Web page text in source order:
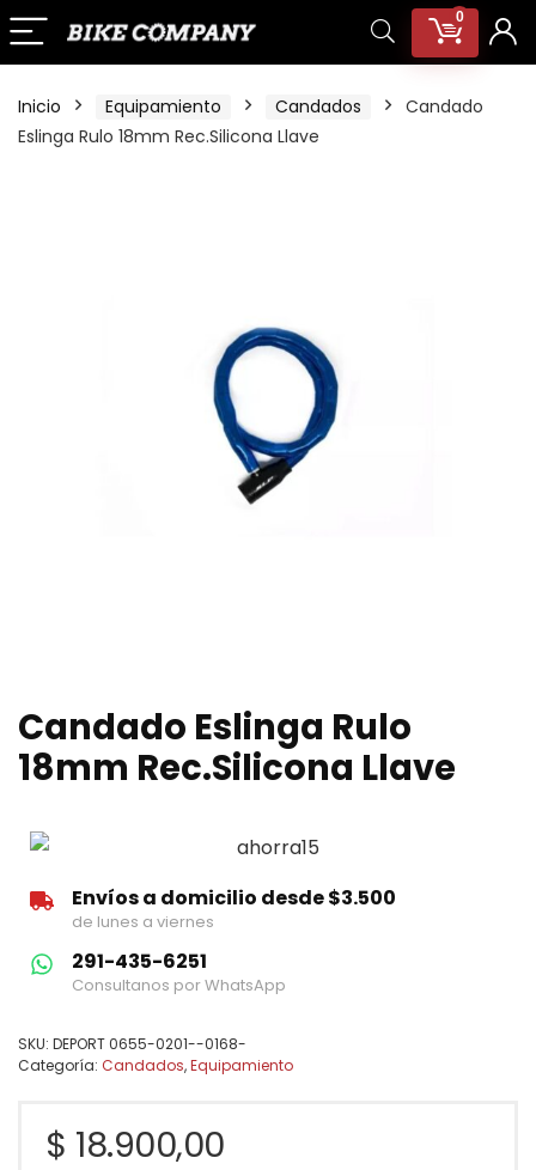
0
Inicio Equipamiento Candados
Candado
Eslinga Rulo 18mm Rec.Silicona Llave
Candado Eslinga Rulo
18mm Rec.Silicona Llave
Envíos a domicilio desde $3.500
de lunes a viernes
291-435-6251
Consultanos por WhatsApp
SKU: DEPORT 0655-0201--0168-
Categoría: Candados,Equipamiento
$ 18.900,00